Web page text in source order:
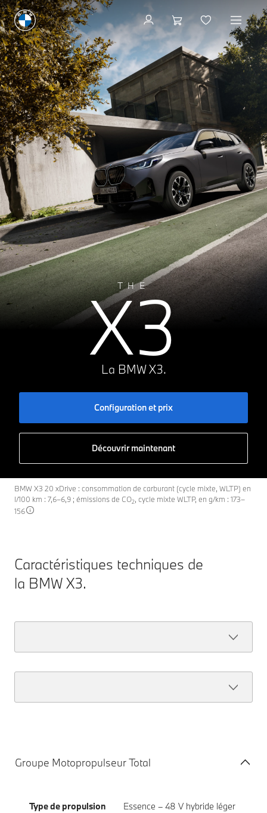
THE
X3
La BMW X3.
Configuration et prix
Découvrir maintenant
BMW X3 20 xDrive : consommation de carburant (cycle mixte, WLTP) en
l/100 km : 7,6–6,9 ; émissions de CO2, cycle mixte WLTP, en g/km : 173–
156
Caractéristiques techniques de
la BMW X3.
Groupe Motopropulseur Total
Type de propulsion Essence – 48 V hybride léger